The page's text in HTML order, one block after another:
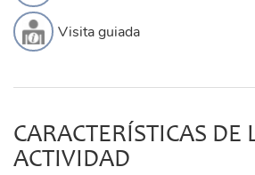
Visita guiada
CARACTERÍSTICAS DE
ACTIVIDAD